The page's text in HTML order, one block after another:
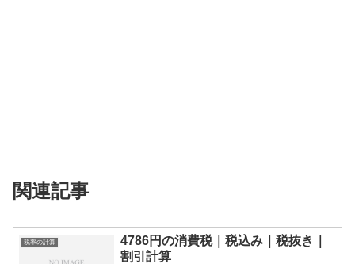
関連記事
税率の計算
4786円の消費税｜税込み｜税抜き｜
割引計算